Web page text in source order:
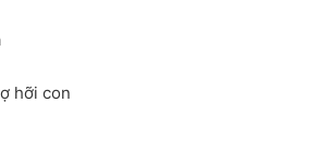
hỡi con